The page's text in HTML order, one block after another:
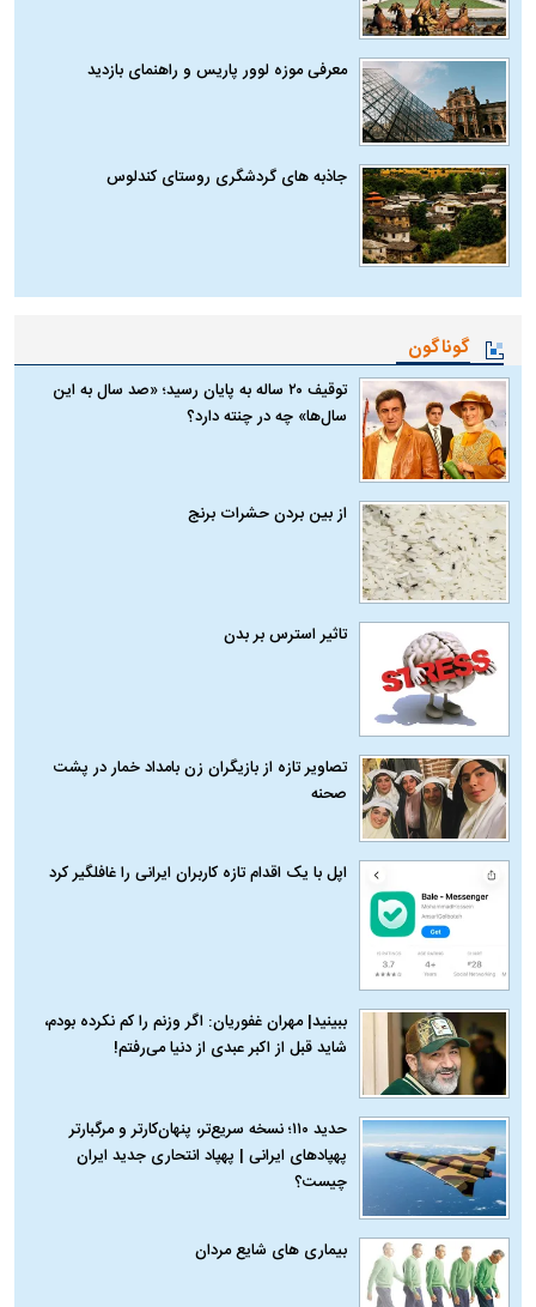
معرفی موزه لوور پاریس و راهنمای بازدید
جاذبه های گردشگری روستای کندلوس
گوناگون
توقیف ۲۰ ساله به پایان رسید؛ «صد سال به این
سال‌ها» چه در چنته دارد؟
از بین بردن حشرات برنج
تاثیر استرس بر بدن
تصاویر تازه از بازیگران زن بامداد خمار در پشت
صحنه
اپل با یک اقدام تازه کاربران ایرانی را غافلگیر کرد
ببینید| مهران غفوریان: اگر وزنم را کم نکرده بودم،
شاید قبل از اکبر عبدی از دنیا می‌رفتم!
حدید ۱۱۰؛ نسخه سریع‌تر، پنهان‌کارتر و مرگبارتر
پهپادهای ایرانی | پهپاد انتحاری جدید ایران
چیست؟
بیماری‌ های شایع مردان